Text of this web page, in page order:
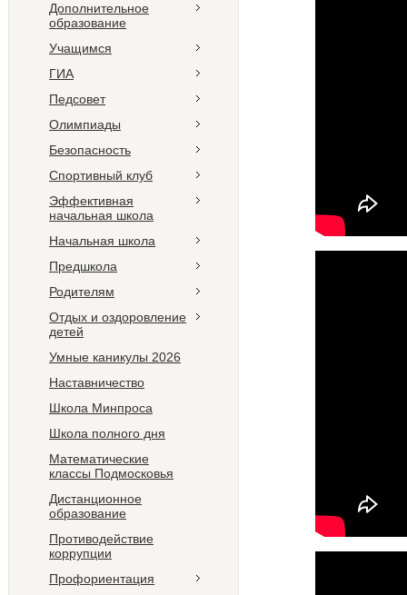
Дополнительное
образование
Учащимся
ГИА
Педсовет
Олимпиады
Безопасность
Спортивный клуб
Эффективная
начальная школа
Начальная школа
Предшкола
Родителям
Отдых и оздоровление
детей
Умные каникулы 2026
Наставничество
Школа Минпроса
Школа полного дня
Математические
классы Подмосковья
Дистанционное
образование
Противодействие
коррупции
Профориентация